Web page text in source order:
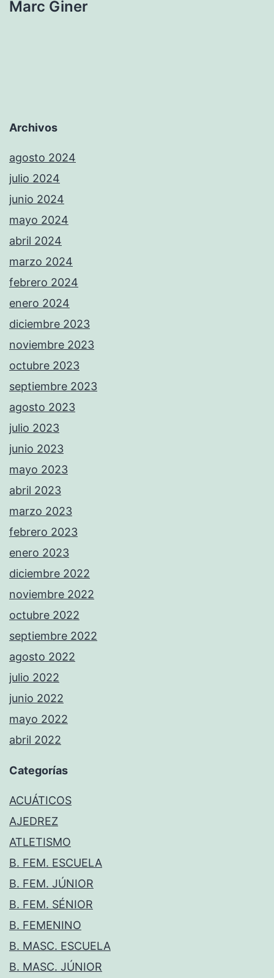
Marc Giner
Archivos
agosto 2024
julio 2024
junio 2024
mayo 2024
abril 2024
marzo 2024
febrero 2024
enero 2024
diciembre 2023
noviembre 2023
octubre 2023
septiembre 2023
agosto 2023
julio 2023
junio 2023
mayo 2023
abril 2023
marzo 2023
febrero 2023
enero 2023
diciembre 2022
noviembre 2022
octubre 2022
septiembre 2022
agosto 2022
julio 2022
junio 2022
mayo 2022
abril 2022
Categorías
ACUÁTICOS
AJEDREZ
ATLETISMO
B. FEM. ESCUELA
B. FEM. JÚNIOR
B. FEM. SÉNIOR
B. FEMENINO
B. MASC. ESCUELA
B. MASC. JÚNIOR